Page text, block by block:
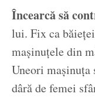
Încearcă să
lui. Fix ca
mașinuțele din
Uneori mașinuța
dâră de femei